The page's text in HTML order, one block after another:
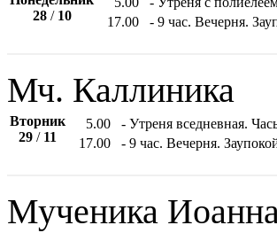
28/ 10
17.00
- 9 час. Вечерня.
Мч. Каллиника
Вторник
29 / 11
5.00
- Утреня вседневная.
17.00
- 9 час. Вечерня.
Мученика